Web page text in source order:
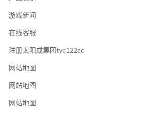
游戏新闻
在线客服
注册太阳成集团tyc122cc
网站地图
网站地图
网站地图